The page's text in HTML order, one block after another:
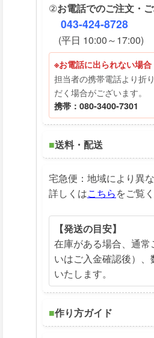
②お電話でのご注文・
043-424-8728
(平日 10:00～17:00)
※お電話に出られない場合
担当者の携帯電話より折
だく場合がございます。
携帯：080-3400-7301
■送料・配送
宅急便：地域により異な
詳しくはこちらをご覧
【発送の目安】
在庫がある場合、通
いはご入金確認後）
いたします。
■作り方ガイド